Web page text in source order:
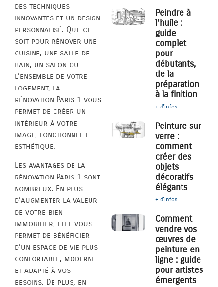
des techniques
innovantes et un design
personnalisé. Que ce
soit pour rénover une
cuisine, une salle de
bain, un salon ou
l’ensemble de votre
logement, la
rénovation Paris 1 vous
permet de créer un
intérieur à votre
image, fonctionnel et
esthétique.
Les avantages de la
rénovation Paris 1 sont
nombreux. En plus
d’augmenter la valeur
de votre bien
immobilier, elle vous
permet de bénéficier
d’un espace de vie plus
confortable, moderne
et adapté à vos
besoins. De plus, en
Peindre à
l’huile :
guide
complet
pour
débutants,
de la
préparation
à la finition
+ d'infos
Peinture sur
verre :
comment
créer des
objets
décoratifs
élégants
+ d'infos
Comment
vendre vos
œuvres de
peinture en
ligne : guide
pour artistes
émergents